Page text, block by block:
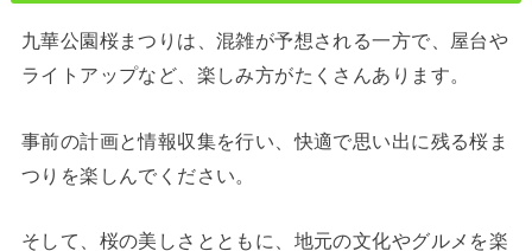
九華公園桜まつりは、混雑が予想される一方で、屋台や
ライトアップなど、楽しみ方がたくさんあります。
事前の計画と情報収集を行い、快適で思い出に残る桜ま
つりを楽しんでください。
そして、桜の美しさとともに、地元の文化やグルメを楽